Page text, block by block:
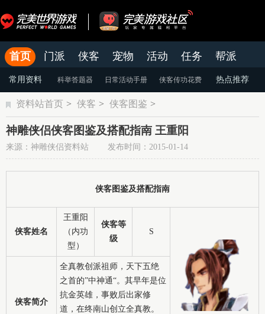
首页 门派 侠客 宠物 活动 任务
帮派
官网
论坛 老虎游戏APP
常用资料 科举答题器 日常活动手册 侠客传功花费 热点推荐
颜色蜕变 天命系统 染色系统
资料站首页 > 侠客 > 侠客图鉴 >
神雕侠侣侠客图鉴及搭配指南 王重阳
来源：神雕侠侣资料站 发布时间：2015-01-14
侠客图鉴及搭配指南
侠客姓名
王重阳
（内功
型）
侠客等
级
S
侠客简介
全真教创派祖师，天下五绝
之首的”中神通“。其早年是位
抗金英雄，事败后出家修
道，在终南山创立全真教。